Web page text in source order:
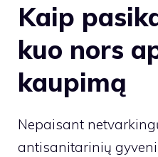
Kaip
kuo nors
kaupimą
Nepaisant
antisanitarinių